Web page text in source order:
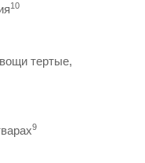
10
тертые,
9